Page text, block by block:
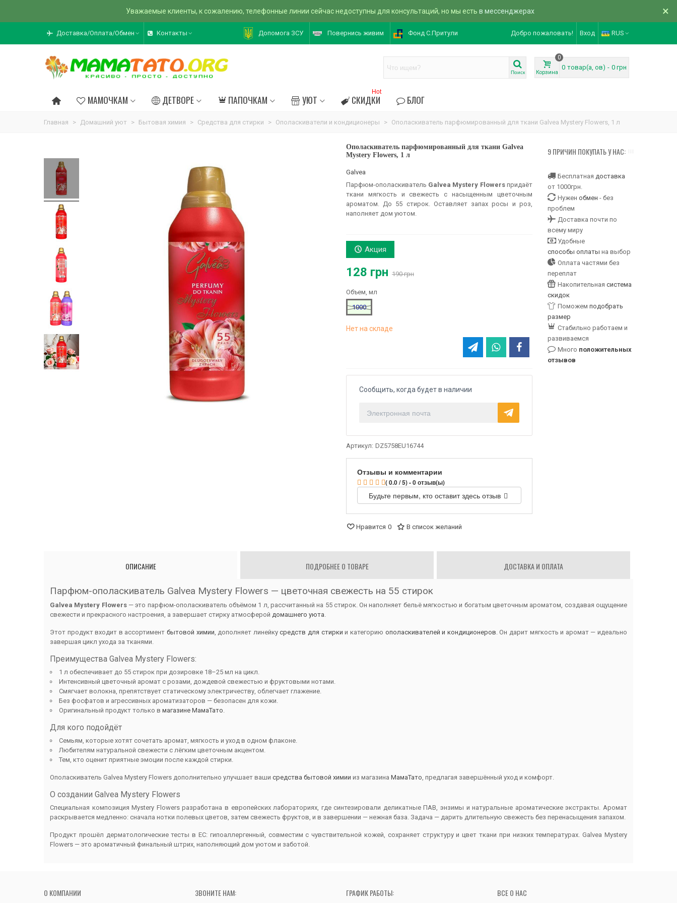
Уважаемые клиенты, к сожалению, телефонные линии сейчас недоступны для консультаций, но мы есть в мессенджерах ×
Доставка/Оплата/Обмен Контакты Допомога ЗСУ Повернись живим Фонд С.Притули Добро пожаловать! Вход RUS
Поиск Корзина
0
0 товар(а, ов) - 0 грн
МАМОЧКАМ ДЕТВОРЕ ПАПОЧКАМ УЮТ СКИДКИ
Hot
БЛОГ
Главная > Домашний уют > Бытовая химия > Средства для стирки > Ополаскиватели и кондиционеры > Ополаскиватель парфюмированный для ткани Galvea Mystery Flowers, 1 л
Ополаскиватель парфюмированный для ткани Galvea
Mystery Flowers, 1 л
Galvea
Парфюм-ополаскиватель Galvea Mystery Flowersпридаёт
ткани мягкость и свежесть с насыщенным цветочным
ароматом. До 55 стирок. Оставляет запах росы и роз,
наполняет дом уютом.
Акция
128 грн 190 грн
Объем, мл
1000
Нет на складе
Сообщить, когда будет в наличии
Артикул: DZ5758EU16744
Отзывы и комментарии
( 0.0 / 5) - 0 отзыв(ы)
Будьте первым, кто оставит здесь отзыв
Нравится 0 В список желаний
9 ПРИЧИН ПОКУПАТЬ У НАС:
Бесплатная доставка
от 1000грн.
Нужен обмен - без
проблем
Доставка почти по
всему миру
Удобные
способы оплаты на выбор
Оплата частями без
переплат
Накопительная система
скидок
Поможем подобрать
размер
Стабильно работаем и
развиваемся
Много положительных
отзывов
ОПИСАНИЕ ПОДРОБНЕЕ О ТОВАРЕ ДОСТАВКА И ОПЛАТА
Парфюм-ополаскиватель Galvea Mystery Flowers — цветочная свежесть на 55 стирок
Galvea Mystery Flowers— это парфюм-ополаскиватель объёмом 1 л, рассчитанный на 55 стирок. Он наполняет бельё мягкостью и богатым цветочным ароматом, создавая ощущение
свежести и прекрасного настроения, а завершает стирку атмосферой домашнего уюта.
Этот продукт входит в ассортиментбытовой химии, дополняет линейкусредств для стирки и категорию ополаскивателей и кондиционеров. Он дарит мягкость и аромат — идеально
завершая цикл ухода за тканями.
Преимущества Galvea Mystery Flowers:
1 л обеспечивает до 55 стирок при дозировке 18–25 мл на цикл.
Интенсивный цветочный аромат с розами, дождевой свежестью и фруктовыми нотами.
Смягчает волокна, препятствует статическому электричеству, облегчает глажение.
Без фосфатов и агрессивных ароматизаторов — безопасен для кожи.
Оригинальный продукт только в магазине МамаТато.
Для кого подойдёт
Семьям, которые хотят сочетать аромат, мягкость и уход в одном флаконе.
Любителям натуральной свежести с лёгким цветочным акцентом.
Тем, кто оценит приятные эмоции после каждой стирки.
Ополаскиватель Galvea Mystery Flowers дополнительно улучшает ваши средства бытовой химии из магазина МамаТато, предлагая завершённый уход и комфорт.
О создании Galvea Mystery Flowers
Специальная композиция Mystery Flowers разработана в европейских лабораториях, где синтезировали деликатные ПАВ, энзимы и натуральные ароматические экстракты. Аромат
раскрывается медленно: сначала нотки полевых цветов, затем свежесть фруктов, и в завершении — нежная база. Задача — дарить длительную свежесть без перенасыщения запахом.
Продукт прошёл дерматологические тесты в ЕС: гипоаллергенный, совместим с чувствительной кожей, сохраняет структуру и цвет ткани при низких температурах. Galvea Mystery
Flowers — это ароматичный финальный штрих, наполняющий дом уютом и заботой.
О КОМПАНИИ ЗВОНИТЕ НАМ: ГРАФИК РАБОТЫ: ВСЕ О НАС